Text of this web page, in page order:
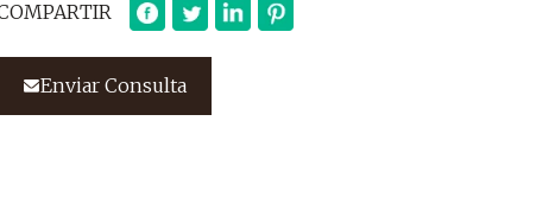
Enviar Consulta